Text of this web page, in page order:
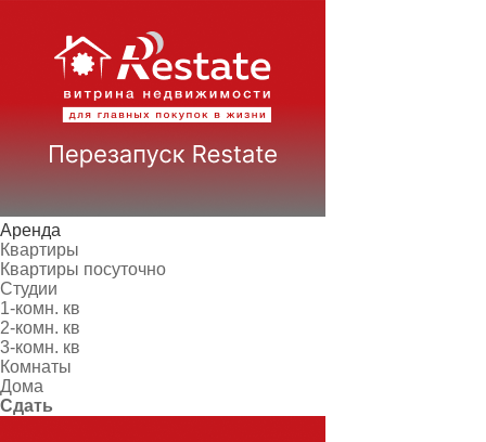
Аренда
Квартиры
Квартиры посуточно
Студии
1-комн. кв
2-комн. кв
3-комн. кв
Комнаты
Дома
Сдать